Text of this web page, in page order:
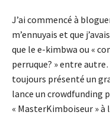
J’ai commencé à
m’ennuyais et que
que le e-kimbwa ou «
perruque? » entre
toujours présenté un
lance un crowdfunding
« MasterKimboiseur » à